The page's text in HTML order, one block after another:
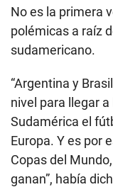
No es la primera
polémicas a raíz
sudamericano.
“Argentina y
nivel para llegar
Sudamérica el
Europa. Y es por
Copas del
ganan”, había